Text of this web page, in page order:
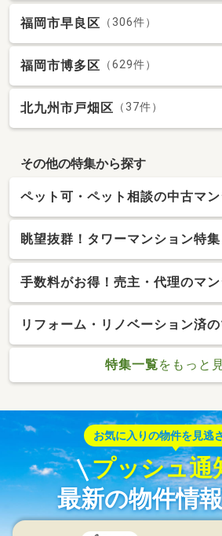
福岡市早良区 （306件）
福岡市博多区 （629件）
北九州市戸畑区 （37件）
その他の特集から探す
ペット可・ペット相談の中古マ
眺望抜群！タワーマンション特集
手数料がお得！売主・代理のマ
リフォーム・リノベーション済
特集一覧をもっと
お気に入りの物件を見逃
プッシュ通
最新の物件情